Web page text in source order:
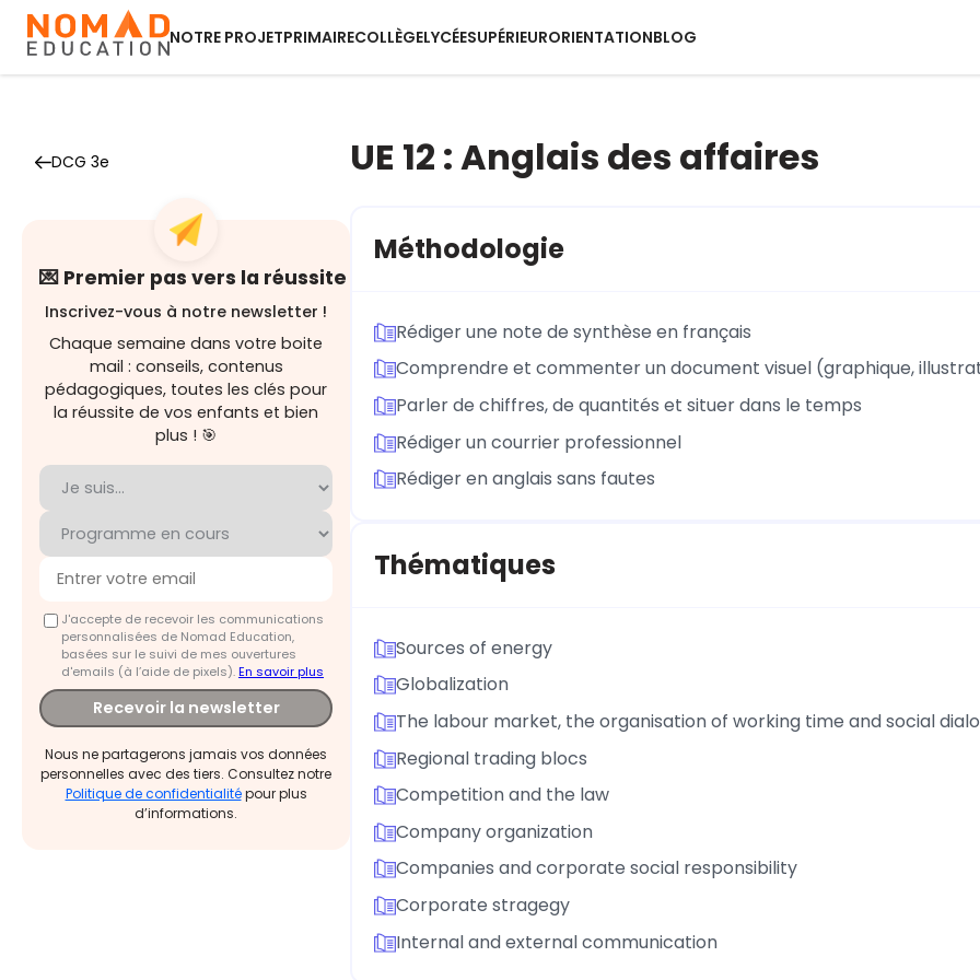
NOTRE PROJETPRIMAIRECOLLÈGELYCÉESUPÉRIEURORIENTATIONBLOG
DCG 3e
💌 Premier pas vers la réussite
Inscrivez-vous à notre newsletter !
Chaque semaine dans votre boite
mail : conseils, contenus
pédagogiques, toutes les clés pour
la réussite de vos enfants et bien
plus ! 🎯
J'accepte de recevoir les communications
personnalisées de Nomad Education,
basées sur le suivi de mes ouvertures
d'emails (à l’aide de pixels).En savoir plus
Recevoir la newsletter
Nous ne partagerons jamais vos données
personnelles avec des tiers. Consultez notre
Politique de confidentialitépour plus
d’informations.
UE 12 : Anglais des affaires
Méthodologie
Rédiger une note de synthèse en français
Comprendre et commenter un document visuel (graphique,
Parler de chiffres, de quantités et situer dans le temps
Rédiger un courrier professionnel
Rédiger en anglais sans fautes
Thématiques
Sources of energy
Globalization
The labour market, the organisation of working time and social
Regional trading blocs
Competition and the law
Company organization
Companies and corporate social responsibility
Corporate stragegy
Internal and external communication